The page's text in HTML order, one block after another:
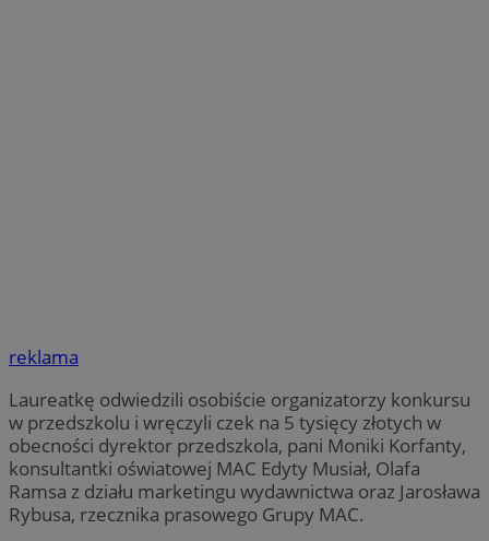
reklama
Laureatkę odwiedzili osobiście organizatorzy konkursu
w przedszkolu i wręczyli czek na 5 tysięcy złotych w
obecności dyrektor przedszkola, pani Moniki Korfanty,
konsultantki oświatowej MAC Edyty Musiał, Olafa
Ramsa z działu marketingu wydawnictwa oraz Jarosława
Rybusa, rzecznika prasowego Grupy MAC.